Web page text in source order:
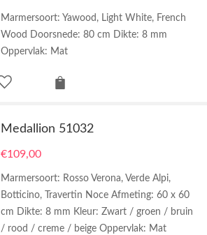
Marmersoort: Yawood, Light White, French
Wood Doorsnede: 80 cm Dikte: 8 mm
Oppervlak: Mat
Medallion 51032
€109,00
Marmersoort: Rosso Verona, Verde Alpi,
Botticino, Travertin Noce Afmeting: 60 x 60
cm Dikte: 8 mm Kleur: Zwart / groen / bruin
/ rood / creme / beige Oppervlak: Mat